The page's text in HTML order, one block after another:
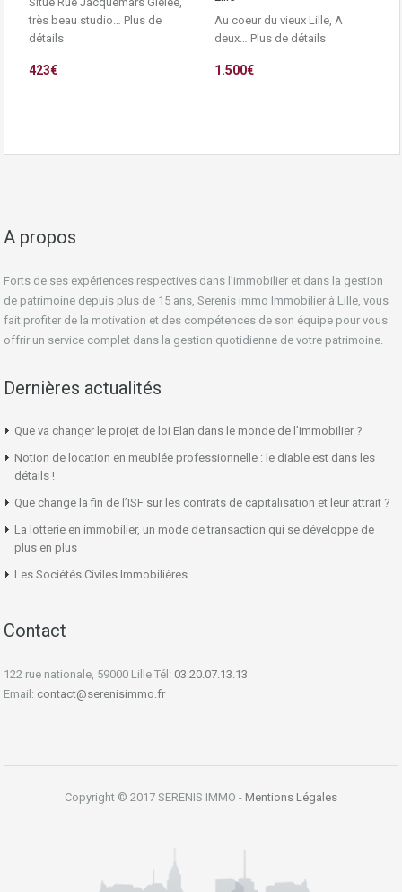
très beau studio… Plus de
détails
423€
Au coeur du vieux Lille, A
deux… Plus de détails
1.500€
A propos
Forts de ses expériences respectives dans l’immobilier et dans la gestion
de patrimoine depuis plus de 15 ans, Serenis immo Immobilier à Lille, vous
fait profiter de la motivation et des compétences de son équipe pour vous
offrir un service complet dans la gestion quotidienne de votre patrimoine.
Dernières actualités
Que va changer le projet de loi Elan dans le monde de l’immobilier ?
Notion de location en meublée professionnelle : le diable est dans les
détails !
Que change la fin de l’ISF sur les contrats de capitalisation et leur attrait ?
La lotterie en immobilier, un mode de transaction qui se développe de
plus en plus
Les Sociétés Civiles Immobilières
Contact
122 rue nationale, 59000 Lille Tél: 03.20.07.13.13
Email: contact@serenisimmo.fr
Copyright © 2017 SERENIS IMMO - Mentions Légales